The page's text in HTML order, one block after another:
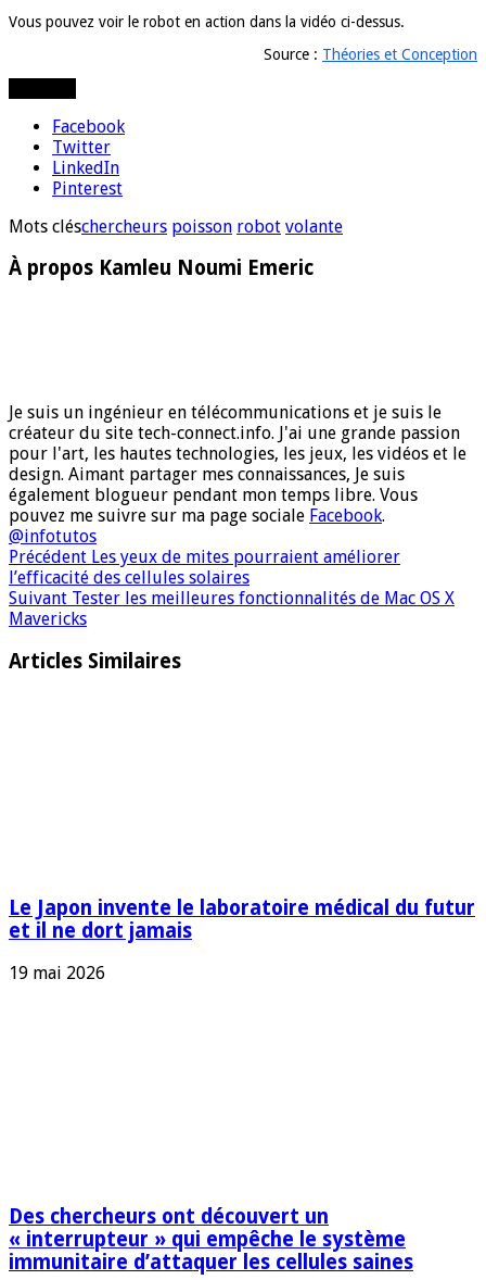
Vous pouvez voir le robot en action dans la vidéo ci-dessus.
Source : Théories et Conception
Facebook
Twitter
LinkedIn
Pinterest
Mots cléschercheurs poisson robot volante
À propos Kamleu Noumi Emeric
Je suis un ingénieur en télécommunications et je suis le
créateur du site tech-connect.info. J'ai une grande passion
pour l'art, les hautes technologies, les jeux, les vidéos et le
design. Aimant partager mes connaissances, Je suis
également blogueur pendant mon temps libre. Vous
pouvez me suivre sur ma page sociale Facebook.
@infotutos
Précédent Les yeux de mites pourraient améliorer
l’efficacité des cellules solaires
Suivant Tester les meilleures fonctionnalités de Mac OS X
Mavericks
Articles Similaires
Le Japon invente le laboratoire médical du futur
et il ne dort jamais
19 mai 2026
Des chercheurs ont découvert un
« interrupteur » qui empêche le système
immunitaire d’attaquer les cellules saines